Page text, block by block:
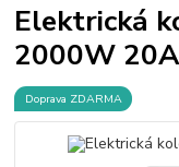
Elektrická
2000W
Doprava ZDARMA